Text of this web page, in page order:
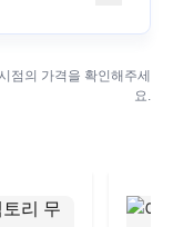
점의 가격을 확인해주세
요.